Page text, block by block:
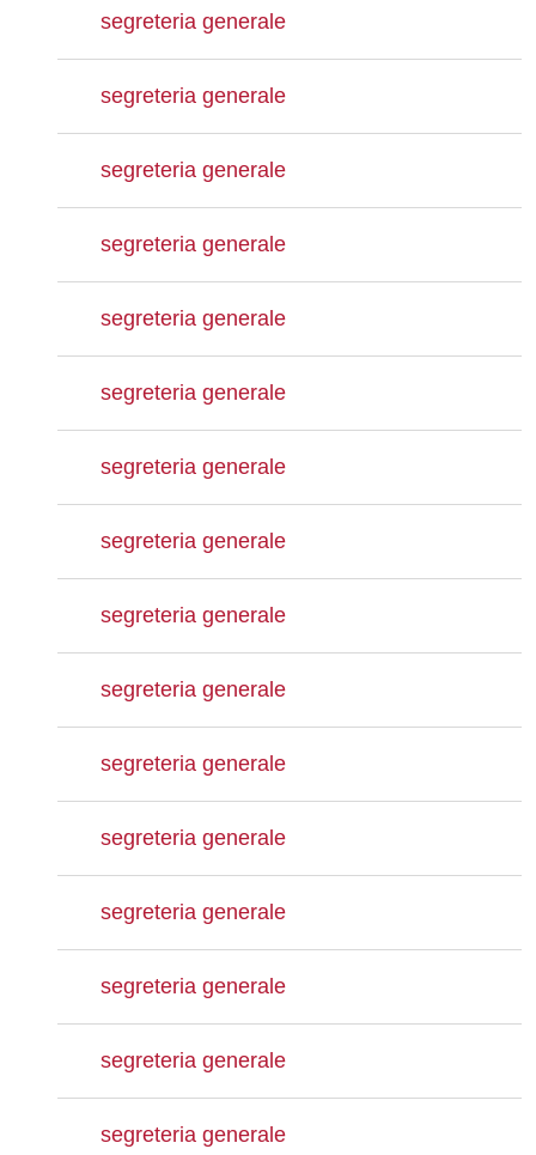
segreteria generale
segreteria generale
segreteria generale
segreteria generale
segreteria generale
segreteria generale
segreteria generale
segreteria generale
segreteria generale
segreteria generale
segreteria generale
segreteria generale
segreteria generale
segreteria generale
segreteria generale
segreteria generale